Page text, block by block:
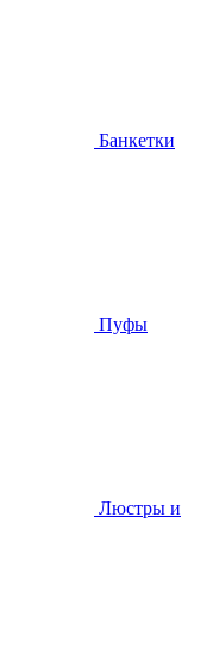
Банкетки
Пуфы
Люстры и